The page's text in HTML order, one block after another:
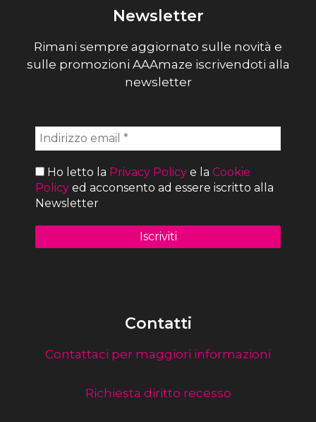
Newsletter
Rimani sempre aggiornato sulle novità e
sulle promozioni AAAmaze iscrivendoti alla
newsletter
Ho letto la Privacy Policy e la Cookie
Policy ed acconsento ad essere iscritto alla
Newsletter
Contatti
Contattaci per maggiori informazioni
Richiesta diritto recesso